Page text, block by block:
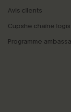
Avis clients
Cupshe chaîne
Programme